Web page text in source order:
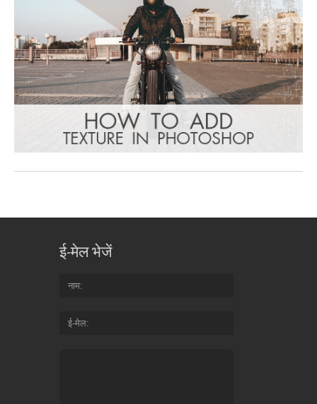
ई-मेल भेजें
नाम
ई-मेल